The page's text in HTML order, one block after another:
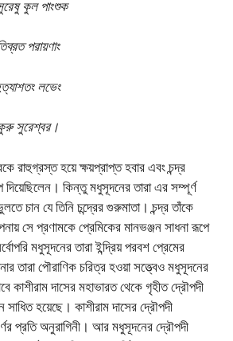
কুল পাংশুক
পরায়ণাং
লভেং
কুরু সুরেশ্বর।
রাহুগ্রস্ত হয়ে ক্ষয়প্রাপ্ত হবার এবং চন্দ্র
দিয়েছিলেন। কিন্তু মধুসূদনের তারা এর সম্পূর্ণ
চান যে তিনি চন্দ্রের গুরুমাতা। চন্দ্র তাঁকে
সে প্রণামকে প্রেমিকের মানভঞ্জন সাধনা রূপে
মধুসূদনের তারা ইন্দ্রিয় পরবশ প্রেমের
তারা পৌরাণিক চরিত্র হওয়া সত্ত্বেও মধুসূদনের
কাশীরাম দাসের মহাভারত থেকে গৃহীত দ্রৌপদী
সাধিত হয়েছে। কাশীরাম দাসের দ্রৌপদী
প্রতি অনুরাগিনী। আর মধুসূদনের দ্রৌপদী